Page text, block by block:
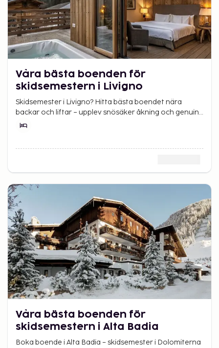
Våra bästa boenden för
skidsemestern i Livigno
Skidsemester i Livigno? Hitta bästa boendet nära
backar och liftar – upplev snösäker åkning och genuin
italiensk alpstämning.
Våra bästa boenden för
skidsemestern i Alta Badia
Boka boende i Alta Badia – skidsemester i Dolomiterna